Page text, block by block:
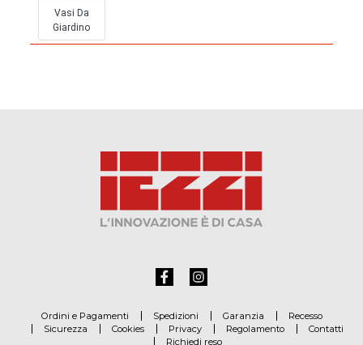
Vasi Da
Giardino
Ordini e Pagamenti Spedizioni Garanzia
Recesso
Sicurezza
Cookies Privacy Regolamento
Contatti
Richiedi reso